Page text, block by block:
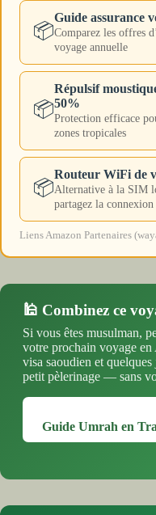
📦
Guide assurance
Comparez les offres
voyage annuelle
📦
Répulsif
50%
Protection efficace
zones tropicales
📦
Routeur WiFi de
Alternative à la SIM
partagez la connexion
Liens Amazon Partenaires
🕌 Combinez ce
Si vous êtes musulman,
votre prochain voyage
visa saoudien et
petit pèlerinage — sans
Guide Umrah en